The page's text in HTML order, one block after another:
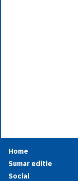
Home
Sumar editie
Social